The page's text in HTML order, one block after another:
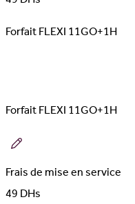
Forfait FLEXI 11GO+1H
Forfait FLEXI 11GO+1H
Frais de mise en service
49DHs